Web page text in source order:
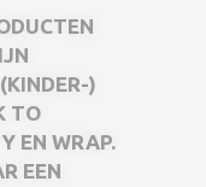
)
TO
EN WRAP.
EEN